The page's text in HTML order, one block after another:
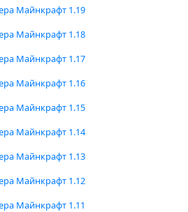
Майнкрафт 1.19
Майнкрафт 1.18
Майнкрафт 1.17
Майнкрафт 1.16
Майнкрафт 1.15
Майнкрафт 1.14
Майнкрафт 1.13
Майнкрафт 1.12
Майнкрафт 1.11